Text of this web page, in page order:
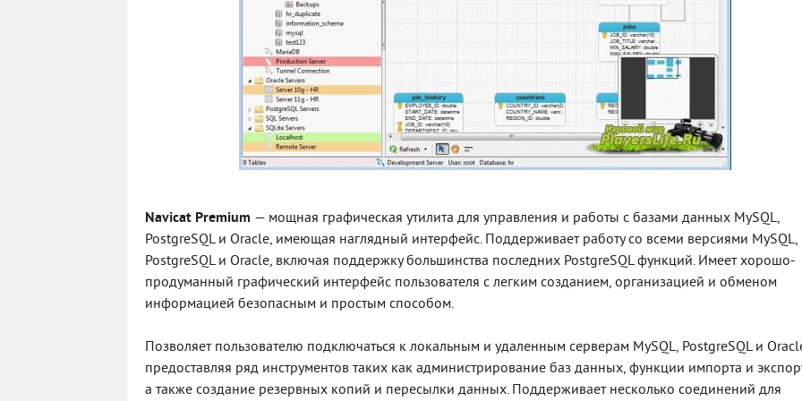
Navicat Premium — мощная графическая утилита для управления и работы с базами данных MySQL,
PostgreSQL и Oracle, имеющая наглядный интерфейс. Поддерживает работу со всеми версиями MySQL,
PostgreSQL и Oracle, включая поддержку большинства последних PostgreSQL функций. Имеет хорошо-
продуманный графический интерфейс пользователя с легким созданием, организацией и обменом
информацией безопасным и простым способом.
Позволяет пользователю подключаться к локальным и удаленным серверам MySQL, PostgreSQL и
предоставляя ряд инструментов таких как администрирование баз данных, функции импорта и
а также создание резервных копий и пересылки данных. Поддерживает несколько соединений для